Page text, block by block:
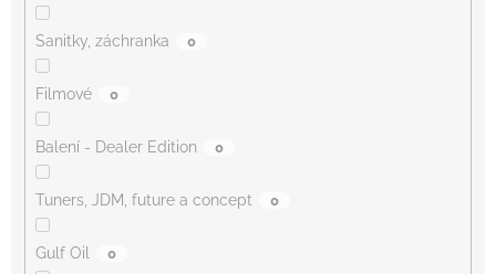
Sanitky, záchranka 0
Filmové 0
Balení - Dealer Edition 0
Tuners, JDM, future a concept 0
Gulf Oil 0